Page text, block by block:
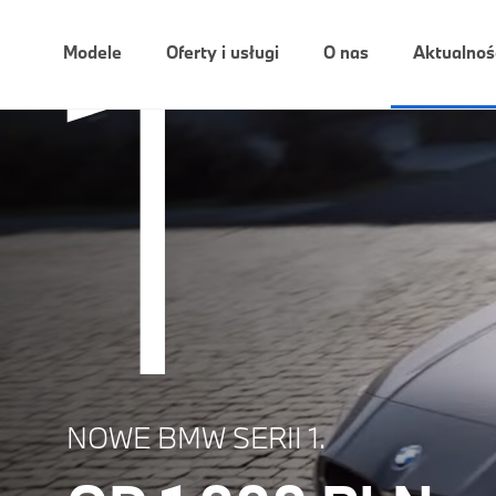
Modele Oferty i usługi O nas
1
NOWE BMW SERII 1.